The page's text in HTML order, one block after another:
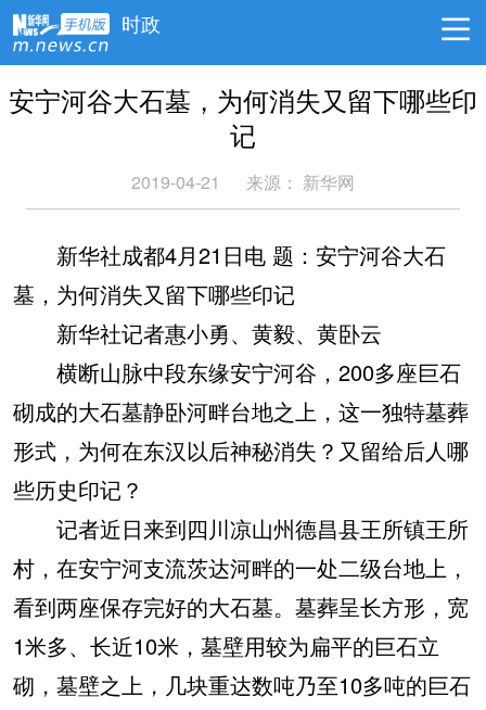
时政
安宁河谷大石墓，为何消失又留下哪些印
记
2019-04-21 来源： 新华网
新华社成都4月21日电 题：安宁河谷大石
墓，为何消失又留下哪些印记
新华社记者惠小勇、黄毅、黄卧云
横断山脉中段东缘安宁河谷，200多座巨石
砌成的大石墓静卧河畔台地之上，这一独特墓葬
形式，为何在东汉以后神秘消失？又留给后人哪
些历史印记？
记者近日来到四川凉山州德昌县王所镇王所
村，在安宁河支流茨达河畔的一处二级台地上，
看到两座保存完好的大石墓。墓葬呈长方形，宽
1米多、长近10米，墓壁用较为扁平的巨石立
砌，墓壁之上，几块重达数吨乃至10多吨的巨石